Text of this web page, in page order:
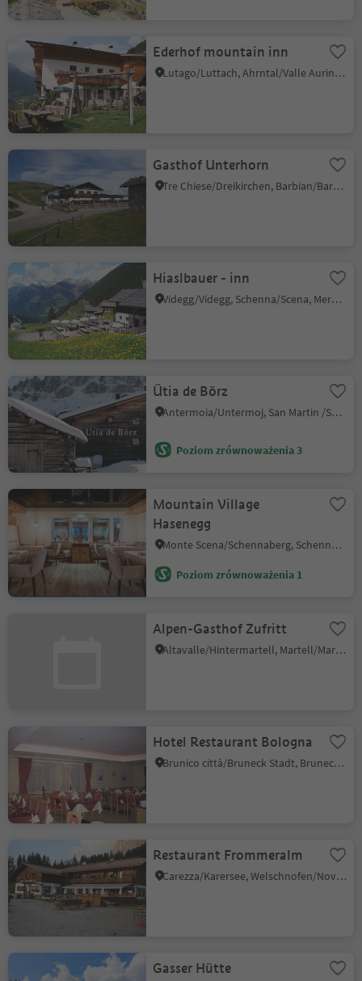
Ederhof mountain inn
Lutago/Luttach, Ahrntal/Valle Aurina, Ahrntal/Valle Aurina
Gasthof Unterhorn
Tre Chiese/Dreikirchen, Barbian/Barbiano, Brixen/Bressanone and environs
Hiaslbauer - inn
Videgg/Videgg, Schenna/Scena, Meran/Merano and environs
Ütia de Börz
Antermoia/Untermoj, San Martin /San Martino, Dolomites Region Kronplatz/Plan de Corones
Poziom zrównoważenia 3
Mountain Village
Hasenegg
Monte Scena/Schennaberg, Schenna/Scena, Meran/Merano and environs
Poziom zrównoważenia 1
Alpen-Gasthof Zufritt
Altavalle/Hintermartell, Martell/Martello, Vinschgau/Val Venosta
Hotel Restaurant Bologna
Brunico città/Bruneck Stadt, Bruneck/Brunico, Dolomites Region Kronplatz/Plan de Corones
Restaurant Frommeralm
Carezza/Karersee, Welschnofen/Nova Levante, Dolomites Region Eggental
Gasser Hütte